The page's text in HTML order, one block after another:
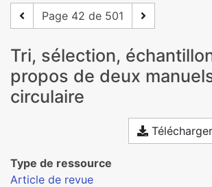
Page 42 de 501
Tri, sélection,
propos de deux
circulaire
Type de ressource
Article de revue